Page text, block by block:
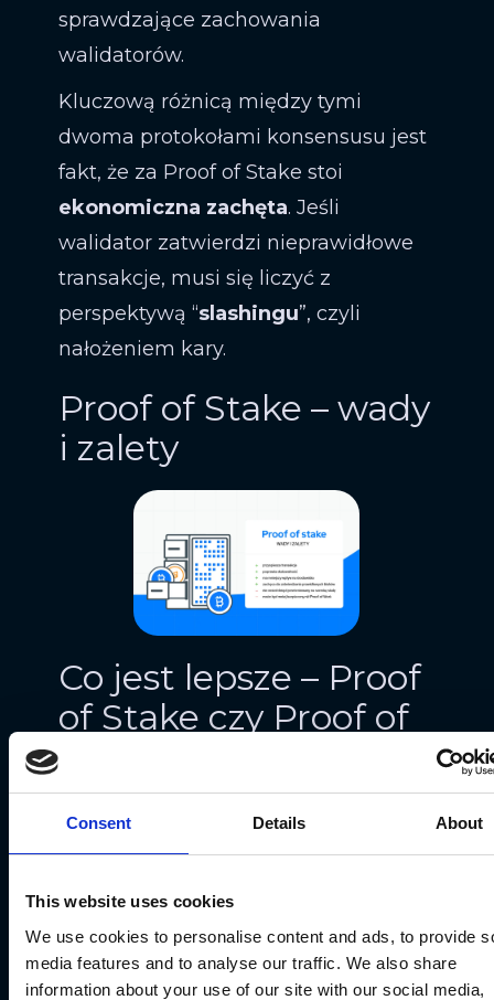
Consent Details About
This website uses cookies
We use cookies to personalise content and ads, to provide
media features and to analyse our traffic. We also share
information about your use of our site with our social media,
sprawdzające zachowania
walidatorów.
Kluczową różnicą między tymi
dwoma protokołami konsensusu jest
fakt, że za Proof of Stake stoi
ekonomiczna zachęta. Jeśli
walidator zatwierdzi nieprawidłowe
transakcje, musi się liczyć z
perspektywą “slashingu”, czyli
nałożeniem kary.
Proof of Stake – wady
i zalety
Co jest lepsze – Proof
of Stake czy Proof of
Work?
Zdaniem wielu, Proof of Stake
znacznie lepszym modelem niż Proof
Łańcuchy bloków Proof of Stake
gwarantują znacznie większą szansę